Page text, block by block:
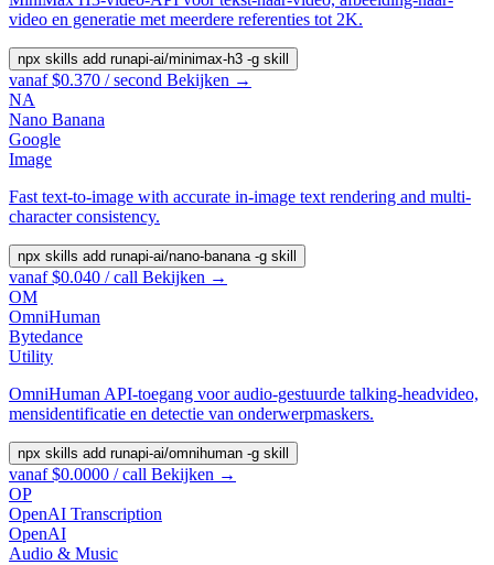
video en generatie met meerdere referenties tot 2K.
npx skills add runapi-ai/minimax-h3 -g skill
vanaf $0.370 / second Bekijken →
NA
Nano Banana
Google
Image
Fast text-to-image with accurate in-image text rendering and multi-
character consistency.
npx skills add runapi-ai/nano-banana -g skill
vanaf $0.040 / call Bekijken →
OM
OmniHuman
Bytedance
Utility
OmniHuman API-toegang voor audio-gestuurde talking-headvideo,
mensidentificatie en detectie van onderwerpmaskers.
npx skills add runapi-ai/omnihuman -g skill
vanaf $0.0000 / call Bekijken →
OP
OpenAI Transcription
OpenAI
Audio & Music